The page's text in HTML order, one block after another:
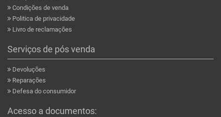
Condições de venda
Politica de privacidade
Livro de reclamações
Serviços de pós venda
Devoluções
Reparações
Defesa do consumidor
Acesso a documentos: